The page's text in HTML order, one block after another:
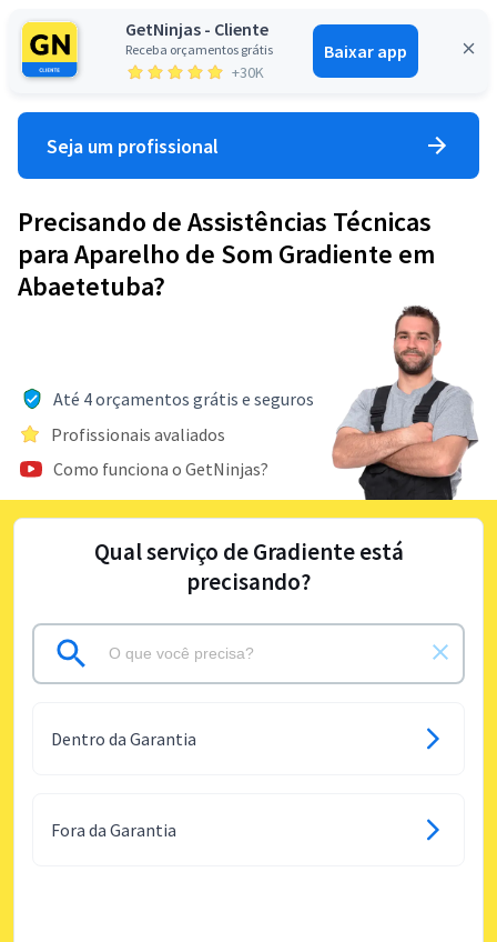
GetNinjas - Cliente
Receba orçamentos grátis
+30K
Baixar app
Entrar
Seja um profissional
Precisando de Assistências Técnicas
para Aparelho de Som Gradiente em
Abaetetuba?
Até 4 orçamentos grátis e seguros
Profissionais avaliados
Como funciona o GetNinjas?
Qual serviço de Gradiente está
precisando?
Dentro da Garantia
Fora da Garantia